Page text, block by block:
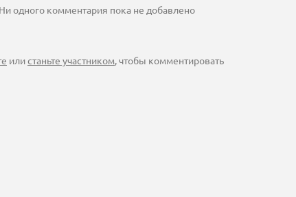
Ни одного комментария пока не добавлено
илистаньте участником, чтобы комментировать